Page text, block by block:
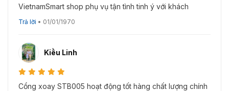
VietnamSmart shop phụ vụ tận tình tinh ý với khách
Trả lời • 01/01/1970
Kiều Linh
Cổng xoay STB005 hoạt động tốt hàng chất lượng chính